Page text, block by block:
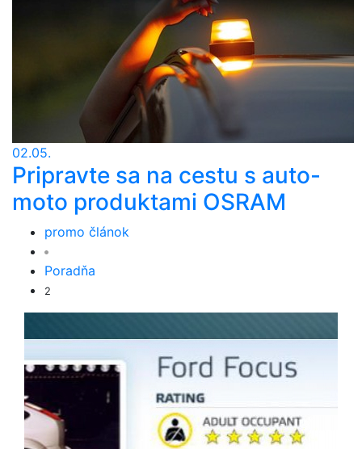
02.05.
Pripravte sa na cestu s auto-
moto produktami OSRAM
promo článok
Poradňa
2